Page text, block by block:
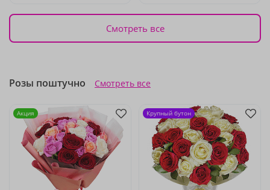
Смотреть все
Розы поштучно Смотреть все
Акция Крупный бутон